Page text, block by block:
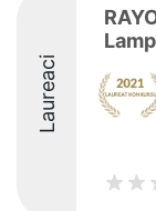
Laureaci